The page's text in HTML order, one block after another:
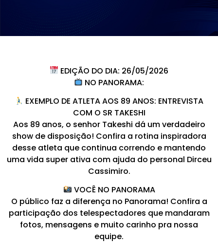
EDIÇÃO DO DIA: 26/05/2026
NO PANORAMA:
EXEMPLO DE ATLETA AOS 89 ANOS: ENTREVISTA
COM O SR TAKESHI
Aos 89 anos, o senhor Takeshi dá um verdadeiro
show de disposição! Confira a rotina inspiradora
desse atleta que continua correndo e mantendo
uma vida super ativa com ajuda do personal Dirceu
Cassimiro.
VOCÊ NO PANORAMA
O público faz a diferença no Panorama! Confira a
participação dos telespectadores que mandaram
fotos, mensagens e muito carinho pra nossa
equipe.